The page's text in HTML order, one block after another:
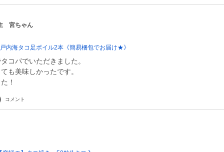
宮ちゃん
内海タコ足ボイル2本《簡易梱包でお届け★》
コパでいただきました。
も美味しかったです。
！
コメント